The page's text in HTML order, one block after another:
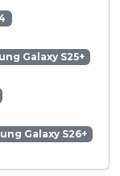
Galaxy S25+
Galaxy S26+